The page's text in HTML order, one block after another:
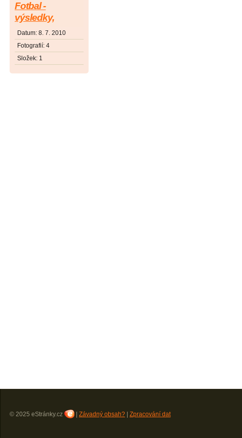
Fotbal -
výsledky,
tabulky
Datum: 8. 7. 2010
Fotografií: 4
Složek: 1
© 2025 eStránky.cz Závadný obsah? Zpracování dat